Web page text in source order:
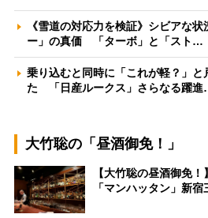
《雪道の対応力を検証》シビアな
ー」の真価 「ターボ」と「スト…
乗り込むと同時に「これが軽？」と
た 「日産ルークス」さらなる躍
大竹聡の「昼酒御免！」
【大竹聡の昼酒御免
「マンハッタン」新